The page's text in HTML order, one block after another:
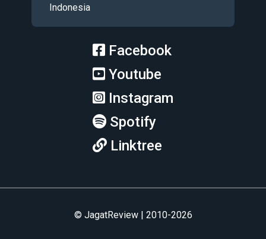
Indonesia
Facebook
Youtube
Instagram
Spotify
Linktree
© JagatReview | 2010-2026